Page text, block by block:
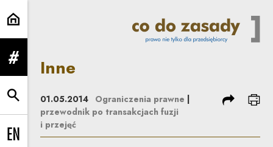
Inne | Co do zasady
rozwiń menu
rozwiń wyszukiwarkę
Change language to EN
Inne
01.05.2014 Ograniczenia prawne
przewodnik po transakcjach fuzji
i przejęć
podziel się